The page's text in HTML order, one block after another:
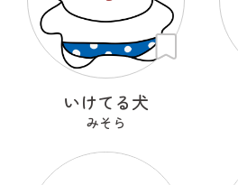
いけてる犬
みそら